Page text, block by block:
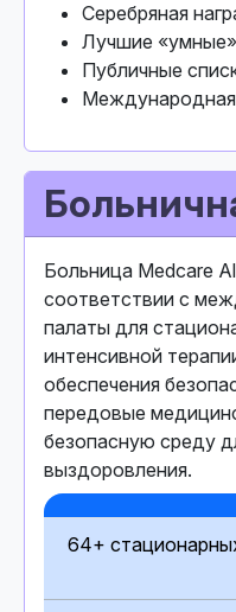
Серебряная
Лучшие
Публичные
Международная
Больница Medcare
соответствии с
палаты для
интенсивной
обеспечения
передовые
безопасную среду
выздоровления.
64+